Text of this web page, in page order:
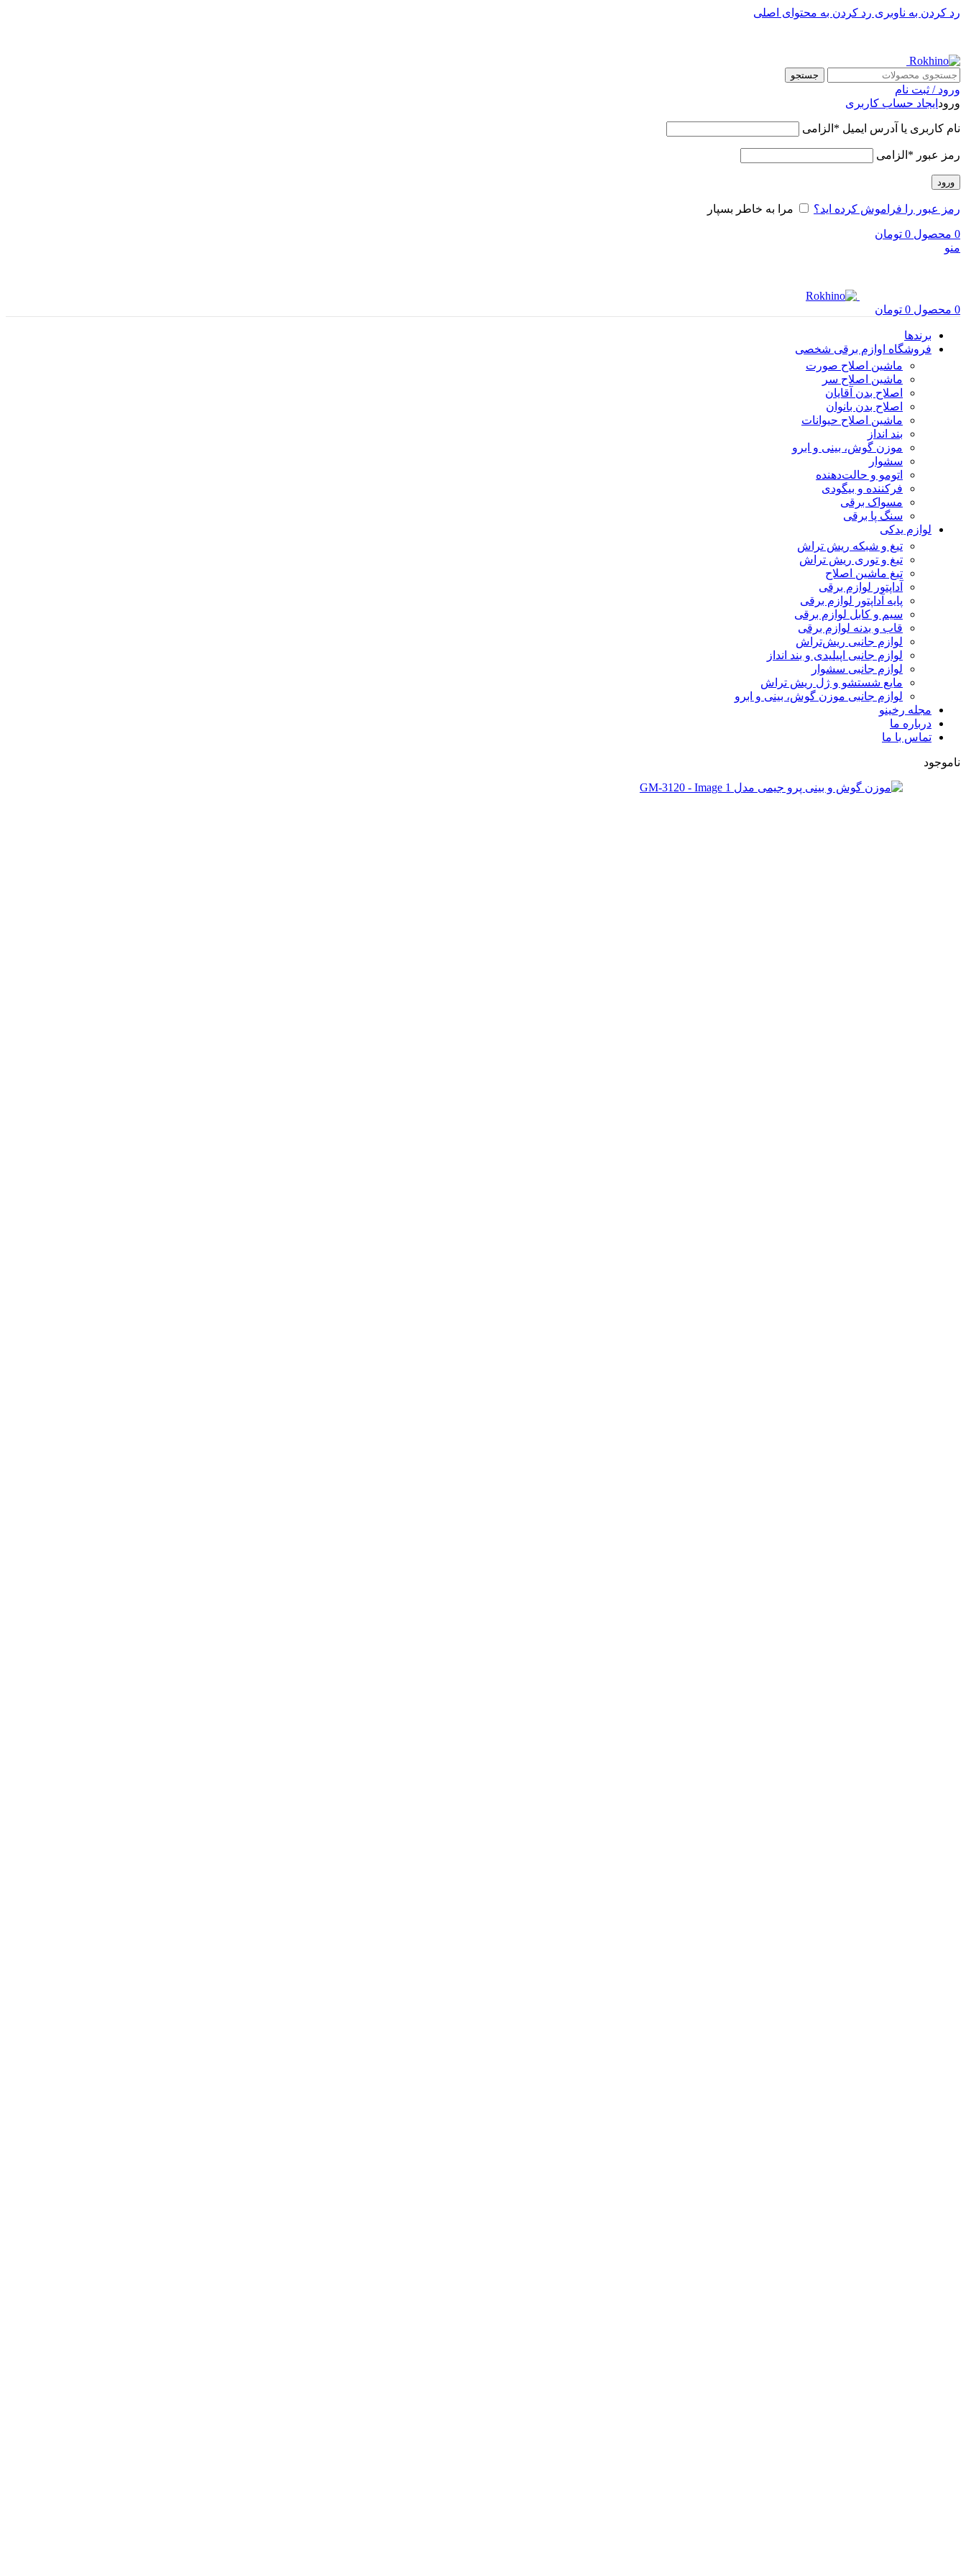
رد کردن به ناوبری رد کردن به محتوای اصلی
جستجو
ورود / ثبت نام
ورود ایجاد حساب کاربری
نام کاربری یا آدرس ایمیل * الزامی
رمز عبور * الزامی
ورود
رمز عبور را فراموش کرده اید؟ مرا به خاطر بسپار
0 محصول 0 تومان
منو
0 محصول 0 تومان
برندها
فروشگاه اوازم برقی شخصی
ماشین اصلاح صورت
ماشین اصلاح سر
اصلاح بدن آقایان
اصلاح بدن بانوان
ماشین اصلاح حیوانات
بند انداز
موزن گوش، بینی و ابرو
سشوار
اتومو و حالت‌دهنده
فرکننده و بیگودی
مسواک برقی
سنگ پا برقی
لوازم یدکی
تیغ و شبکه ریش تراش
تیغ و توری ریش تراش
تیغ ماشین اصلاح
آداپتور لوازم برقی
پایه آداپتور لوازم برقی
سیم و کابل لوازم برقی
قاب و بدنه لوازم برقی
لوازم جانبی ریش‌تراش
لوازم جانبی اپیلیدی و بند انداز
لوازم جانبی سشوار
مایع شستشو و ژل ریش تراش
لوازم جانبی موزن گوش، بینی و ابرو
مجله رخینو
درباره ما
تماس با ما
ناموجود